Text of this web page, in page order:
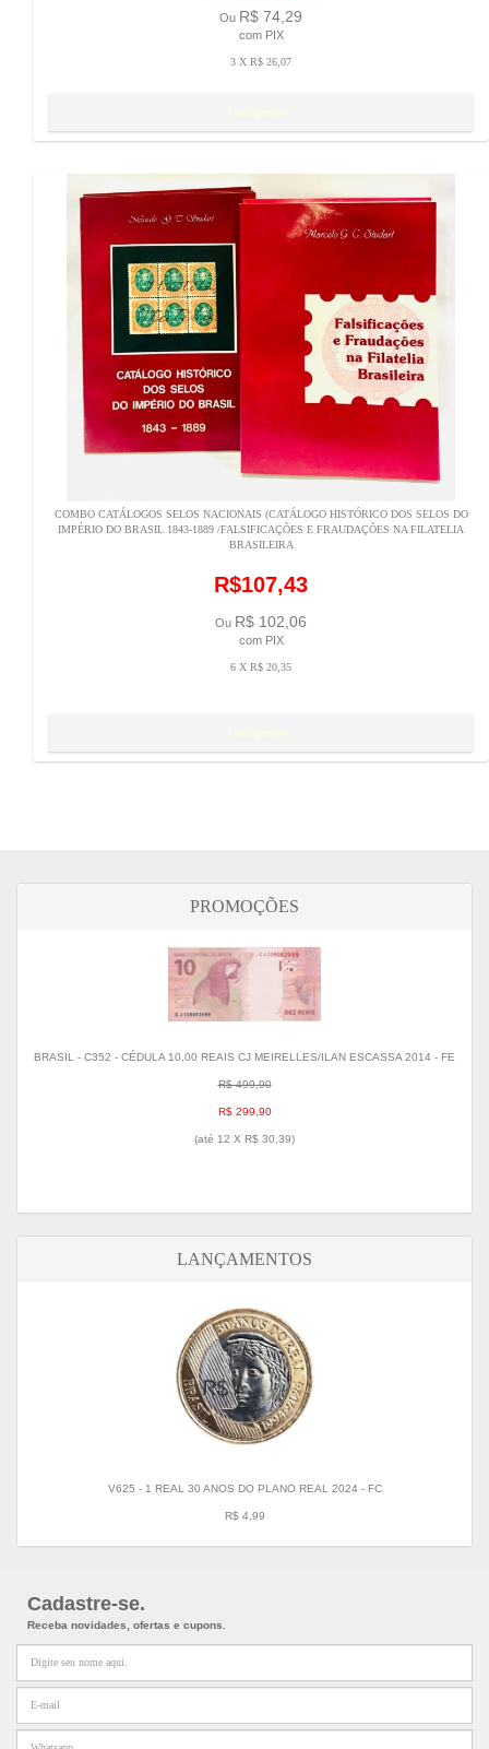
Ou R$ 74,29
com PIX
3 X R$ 26,07
COMBO CATÁLOGOS SELOS NACIONAIS (CATÁLOGO HISTÓRICO DOS SELOS DO
IMPÉRIO DO BRASIL 1843-1889 /FALSIFICAÇÕES E FRAUDAÇÕES NA FILATELIA
BRASILEIRA
R$107,43
Ou R$ 102,06
com PIX
6 X R$ 20,35
PROMOÇÕES
BRASIL - C352 - CÉDULA 10,00 REAIS CJ MEIRELLES/ILAN ESCASSA 2014 - FE
R$ 499,90
R$ 299,90
(até 12 X R$ 30,39)
LANÇAMENTOS
V625 - 1 REAL 30 ANOS DO PLANO REAL 2024 - FC
R$ 4,99
Cadastre-se.
Receba novidades, ofertas e cupons.